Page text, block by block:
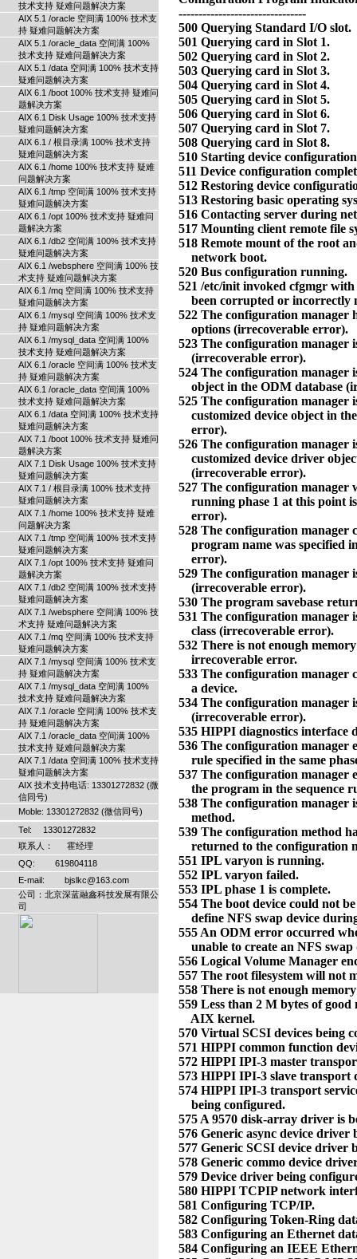
技术支持 疑难问题解决方案
AIX 5.1 /oracle 空间满 100% 技术支
持 疑难问题解决方案
AIX 5.1 /oracle_data 空间满 100%
技术支持 疑难问题解决方案
AIX 5.1 /data 空间满 100% 技术支持
疑难问题解决方案
AIX 6.1 /boot 100% 技术支持 疑难问
题解决方案
AIX 6.1 Disk Usage 100% 技术支持
疑难问题解决方案
AIX 6.1 / 根目录满 100% 技术支持
疑难问题解决方案
AIX 6.1 /home 100% 技术支持 疑难
问题解决方案
AIX 6.1 /tmp 空间满 100% 技术支持
疑难问题解决方案
AIX 6.1 /opt 100% 技术支持 疑难问
题解决方案
AIX 6.1 /db2 空间满 100% 技术支持
疑难问题解决方案
AIX 6.1 /websphere 空间满 100% 技
术支持 疑难问题解决方案
AIX 6.1 /mq 空间满 100% 技术支持
疑难问题解决方案
AIX 6.1 /mysql 空间满 100% 技术支
持 疑难问题解决方案
AIX 6.1 /mysql_data 空间满 100%
技术支持 疑难问题解决方案
AIX 6.1 /oracle 空间满 100% 技术支
持 疑难问题解决方案
AIX 6.1 /oracle_data 空间满 100%
技术支持 疑难问题解决方案
AIX 6.1 /data 空间满 100% 技术支持
疑难问题解决方案
AIX 7.1 /boot 100% 技术支持 疑难问
题解决方案
AIX 7.1 Disk Usage 100% 技术支持
疑难问题解决方案
AIX 7.1 / 根目录满 100% 技术支持
疑难问题解决方案
AIX 7.1 /home 100% 技术支持 疑难
问题解决方案
AIX 7.1 /tmp 空间满 100% 技术支持
疑难问题解决方案
AIX 7.1 /opt 100% 技术支持 疑难问
题解决方案
AIX 7.1 /db2 空间满 100% 技术支持
疑难问题解决方案
AIX 7.1 /websphere 空间满 100% 技
术支持 疑难问题解决方案
AIX 7.1 /mq 空间满 100% 技术支持
疑难问题解决方案
AIX 7.1 /mysql 空间满 100% 技术支
持 疑难问题解决方案
AIX 7.1 /mysql_data 空间满 100%
技术支持 疑难问题解决方案
AIX 7.1 /oracle 空间满 100% 技术支
持 疑难问题解决方案
AIX 7.1 /oracle_data 空间满 100%
技术支持 疑难问题解决方案
AIX 7.1 /data 空间满 100% 技术支持
疑难问题解决方案
AIX 技术支持电话: 13301272832 (微
信同号)
Moble: 13301272832 (微信同号)
Tel: 13301272832
联系人： 霍经理
QQ: 619804118
E-mail: bjslkc@163.com
公司：北京深蓝融鑫科技发展有限公
司